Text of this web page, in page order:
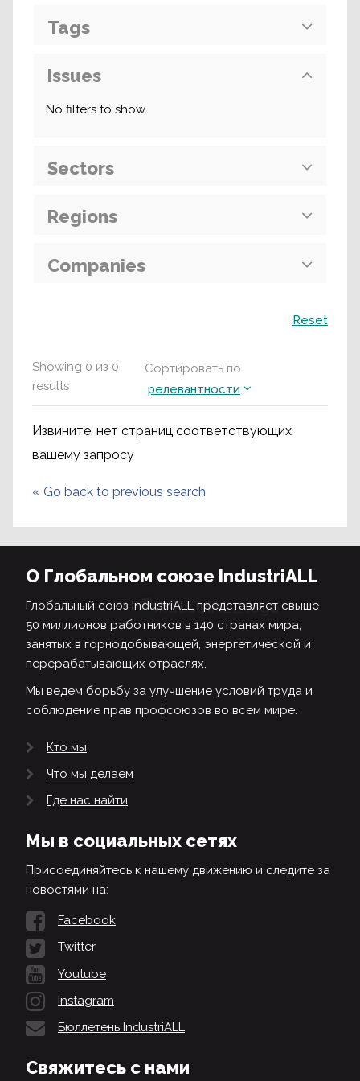
Showing 0 из 0
results
Сортировать по
релевантности
Извините, нет страниц соответствующих
вашему запросу
« Go back to previous search
Tags
Issues
No filters to show
Sectors
Regions
Companies
Reset
О Глобальном союзе IndustriALL
Глобальный союз IndustriALL представляет свыше
50 миллионов работников в 140 странах мира,
занятых в горнодобывающей, энергетической и
перерабатывающих отраслях.
Мы ведем борьбу за улучшение условий труда и
соблюдение прав профсоюзов во всем мире.
Кто мы
Что мы делаем
Где нас найти
Мы в социальных сетях
Присоединяйтесь к нашему движению и следите за
новостями на:
Facebook
Twitter
Youtube
Instagram
Бюллетень IndustriALL
Свяжитесь с нами